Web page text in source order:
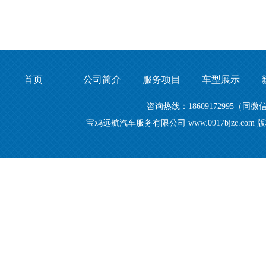
首页 公司简介 服务项目 车型展示
咨询热线：18609172995（同
宝鸡远航汽车服务有限公司